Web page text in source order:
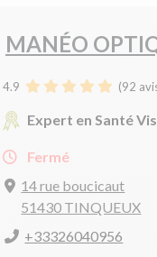
MANÉO
4.9 (92
Expert en Santé
Fermé
14 rue boucicaut
51430 TINQUEUX
+33326040956